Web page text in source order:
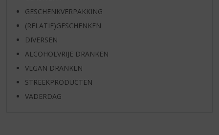
GESCHENKVERPAKKING
(RELATIE)GESCHENKEN
DIVERSEN
ALCOHOLVRIJE DRANKEN
VEGAN DRANKEN
STREEKPRODUCTEN
VADERDAG